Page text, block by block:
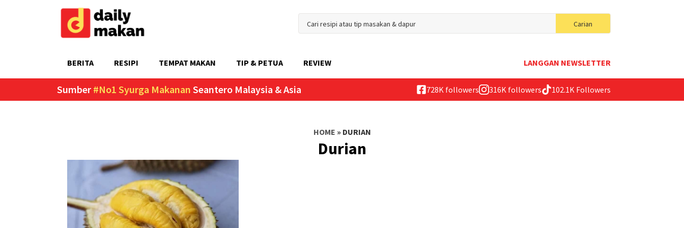
Carian
for:
BERITA RESIPI TEMPAT MAKAN TIP & PETUA REVIEW LANGGAN NEWSLETTER
Sumber #No1 Syurga Makanan Seantero Malaysia & Asia 728K followers 316K followers 102.1K Followers
HOME » DURIAN
Durian